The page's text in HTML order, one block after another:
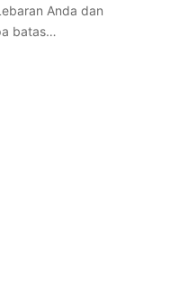
Anda dan
batas…